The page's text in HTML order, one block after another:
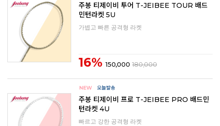
주봉 티제이비 투어 T-JEIBEE TOUR 배드
민턴라켓 5U
가볍고 빠른 공격형 라켓
16% 150,000 180,000
주봉 티제이비 프로 T-JEIBEE PRO 배드민
턴라켓 4U
빠르고 강한 공격형 라켓